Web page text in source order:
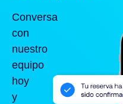
Conversa
con
nuestro
equipo
hoy
y